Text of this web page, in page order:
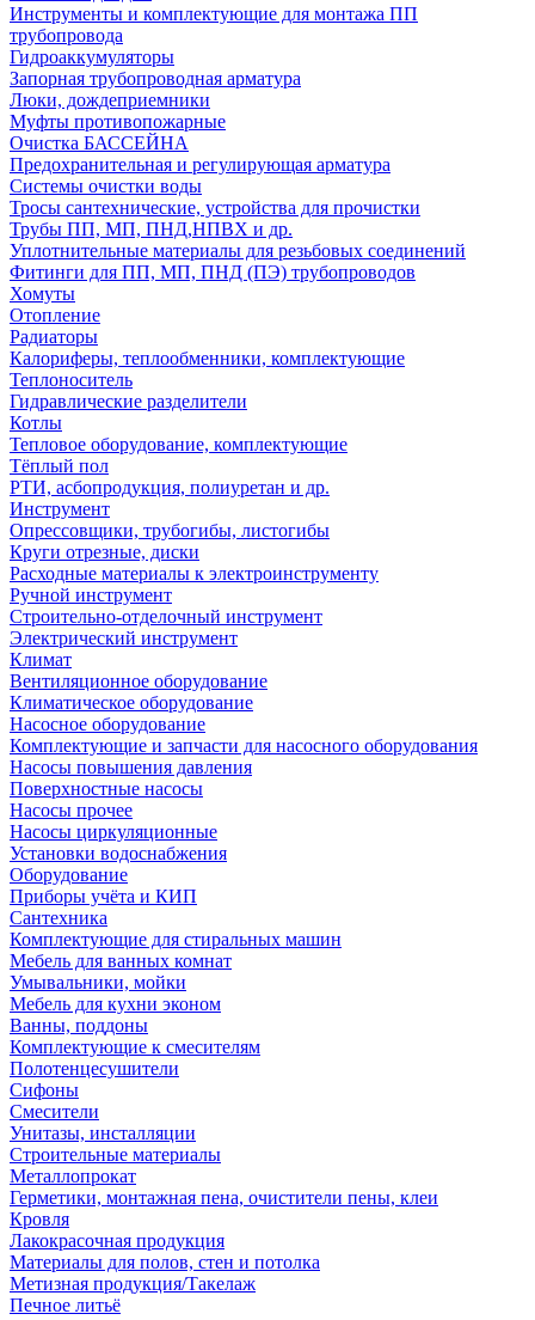
Инструменты и комплектующие для монтажа ПП
трубопровода
Гидроаккумуляторы
Запорная трубопроводная арматура
Люки, дождеприемники
Муфты противопожарные
Очистка БАССЕЙНА
Предохранительная и регулирующая арматура
Системы очистки воды
Тросы сантехнические, устройства для прочистки
Трубы ПП, МП, ПНД,НПВХ и др.
Уплотнительные материалы для резьбовых соединений
Фитинги для ПП, МП, ПНД (ПЭ) трубопроводов
Хомуты
Отопление
Радиаторы
Калориферы, теплообменники, комплектующие
Теплоноситель
Гидравлические разделители
Котлы
Тепловое оборудование, комплектующие
Тёплый пол
РТИ, асбопродукция, полиуретан и др.
Инструмент
Опрессовщики, трубогибы, листогибы
Круги отрезные, диски
Расходные материалы к электроинструменту
Ручной инструмент
Строительно-отделочный инструмент
Электрический инструмент
Климат
Вентиляционное оборудование
Климатическое оборудование
Насосное оборудование
Комплектующие и запчасти для насосного оборудования
Насосы повышения давления
Поверхностные насосы
Насосы прочее
Насосы циркуляционные
Установки водоснабжения
Оборудование
Приборы учёта и КИП
Сантехника
Комплектующие для стиральных машин
Мебель для ванных комнат
Умывальники, мойки
Мебель для кухни эконом
Ванны, поддоны
Комплектующие к смесителям
Полотенцесушители
Сифоны
Смесители
Унитазы, инсталляции
Строительные материалы
Металлопрокат
Герметики, монтажная пена, очистители пены, клеи
Кровля
Лакокрасочная продукция
Материалы для полов, стен и потолка
Метизная продукция/Такелаж
Печное литьё